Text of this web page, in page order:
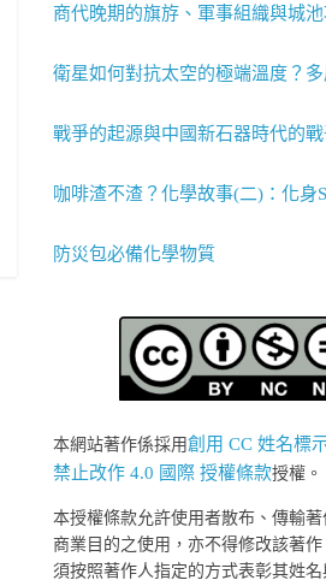
商代晚期的旗斿、軍事組織與城池
衛星如何對抗太空的極端溫度？
戰爭的起源與中國新石器時代的
咖啡渣不渣？化學故事(二)：化身
防災包必備化學物質
本網站著作係採用創用 CC 姓名標
禁止改作 4.0 國際 授權條款授權。
本授權條款允許使用者散布、傳輸
商業目的之使用，亦不得修改該著
須按照著作人指定的方式表彰其姓名